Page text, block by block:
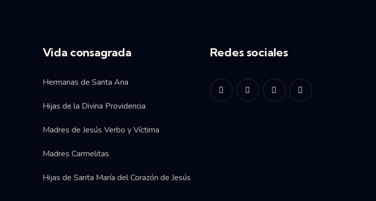
Vida consagrada
Hermanas de Santa Ana
Hijas de la Divina Providencia
Madres de Jesús Verbo y Víctima
Madres Carmelitas
Hijas de Santa María del Corazón de Jesús
Redes sociales